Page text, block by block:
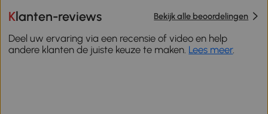
Klanten-reviews Bekijk alle beoordelingen
Deel uw ervaring via een recensie of video en help
andere klanten de juiste keuze te maken. Lees meer.